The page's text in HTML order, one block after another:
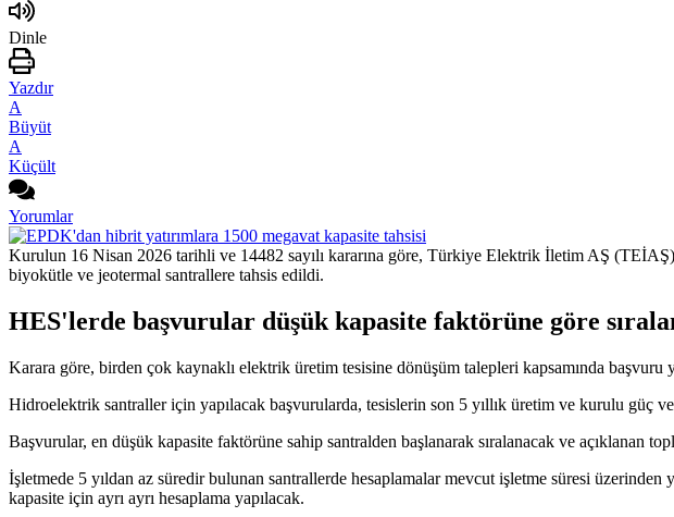
Dinle
Yazdır
A
Büyüt
A
Küçült
Yorumlar
Kurulun 16 Nisan 2026 tarihli ve 14482 sayılı kararına göre, Türkiye Elektrik İletim AŞ
biyokütle ve jeotermal santrallere tahsis edildi.
HES'lerde başvurular düşük kapasite faktörüne göre
Karara göre, birden çok kaynaklı elektrik üretim tesisine dönüşüm talepleri kapsamında başvuru
Hidroelektrik santraller için yapılacak başvurularda, tesislerin son 5 yıllık üretim ve kurulu güç
Başvurular, en düşük kapasite faktörüne sahip santralden başlanarak sıralanacak ve açıklanan
İşletmede 5 yıldan az süredir bulunan santrallerde hesaplamalar mevcut işletme süresi
kapasite için ayrı ayrı hesaplama yapılacak.